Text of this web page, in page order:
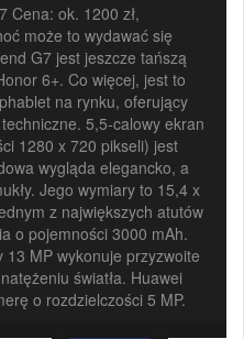
Cena: ok. 1200 zł,
może to wydawać się
G7 jest jeszcze tańszą
6+. Co więcej, jest to
na rynku, oferujący
5,5-calowy ekran
1280 x 720 pikseli) jest
wygląda elegancko, a
Jego wymiary to 15,4 x
z największych atutów
o pojemności 3000 mAh.
MP wykonuje przyzwoite
światła. Huawei
o rozdzielczości 5 MP.